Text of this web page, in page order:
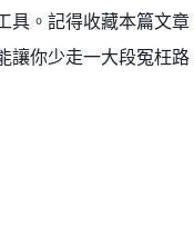
具。記得收藏本篇文章
讓你少走一大段冤枉路